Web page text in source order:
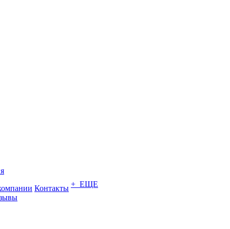
Контакты + ЕЩЕ